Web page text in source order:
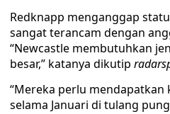
Redknapp menganggap
sangat terancam dengan
“Newcastle membutuhkan
besar,” katanya dikutip
“Mereka perlu
selama Januari di tulang